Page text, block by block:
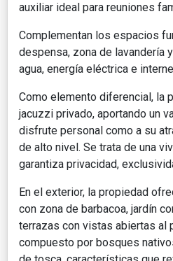
auxiliar ideal para reuniones
Complementan los espacios
despensa, zona de lavandería
agua, energía eléctrica e
Como elemento diferencial, la
jacuzzi privado, aportando un
disfrute personal como a su
de alto nivel. Se trata de una
garantiza privacidad,
En el exterior, la propiedad
con zona de barbacoa, jardín
terrazas con vistas abiertas al
compuesto por bosques